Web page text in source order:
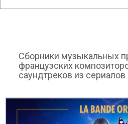
Сборники музыкальных
французских
саундтреков из сериалов